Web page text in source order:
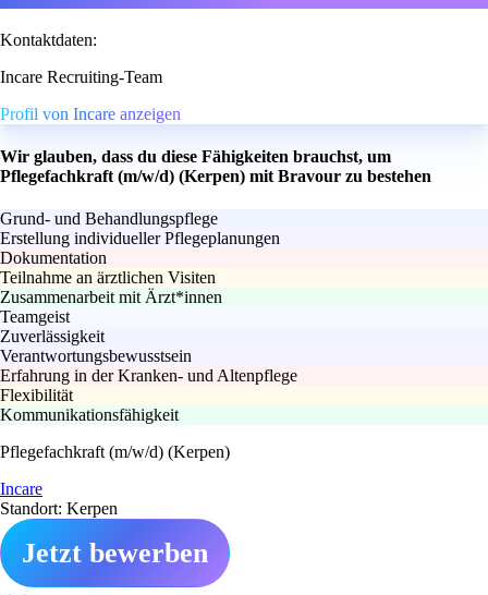
Kontaktdaten:
Incare Recruiting-Team
Profil von Incare anzeigen
Wir glauben, dass du diese Fähigkeiten brauchst, um
Pflegefachkraft (m/w/d) (Kerpen) mit Bravour zu bestehen
Grund- und Behandlungspflege
Erstellung individueller Pflegeplanungen
Dokumentation
Teilnahme an ärztlichen Visiten
Zusammenarbeit mit Ärzt*innen
Teamgeist
Zuverlässigkeit
Verantwortungsbewusstsein
Erfahrung in der Kranken- und Altenpflege
Flexibilität
Kommunikationsfähigkeit
Pflegefachkraft (m/w/d) (Kerpen)
Incare
Standort: Kerpen
Jetzt bewerben